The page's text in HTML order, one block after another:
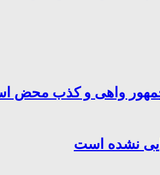
واهی و کذب محض
نشده است